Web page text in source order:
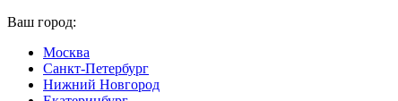
Ваш город:
Москва
Санкт-Петербург
Нижний Новгород